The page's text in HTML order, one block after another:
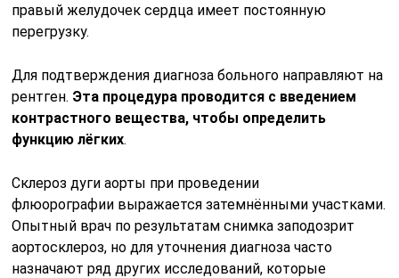
правый желудочек сердца имеет постоянную
перегрузку.
Для подтверждения диагноза больного направляют на
рентген. Эта процедура проводится с введением
контрастного вещества, чтобы определить
функцию лёгких.
Склероз дуги аорты при проведении
флюорографии выражается затемнёнными участками.
Опытный врач по результатам снимка заподозрит
аортосклероз, но для уточнения диагноза часто
назначают ряд других исследований, которые